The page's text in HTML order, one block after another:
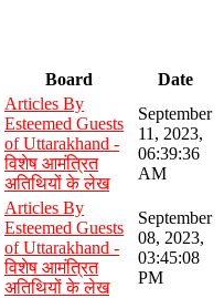
Board Date
Articles By
Esteemed Guests
of Uttarakhand -
विशेष आमंत्रित
अतिथियों के लेख
September
11, 2023,
06:39:36
AM
Articles By
Esteemed Guests
of Uttarakhand -
विशेष आमंत्रित
अतिथियों के लेख
September
08, 2023,
03:45:08
PM